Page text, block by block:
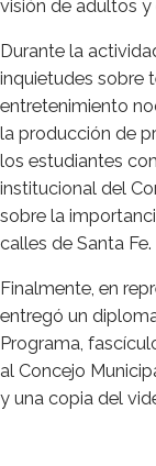
visión de adultos y
Durante la
inquietudes sobre
entretenimiento
la producción de
los estudiantes
institucional del
sobre la
calles de Santa Fe.
Finalmente, en
entregó un
Programa,
al Concejo
y una copia del